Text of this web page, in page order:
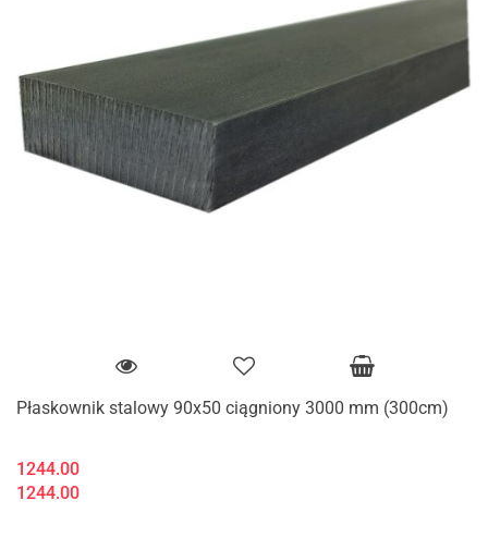
Płaskownik stalowy 90x50 ciągniony 3000 mm (300cm)
1244.00
1244.00